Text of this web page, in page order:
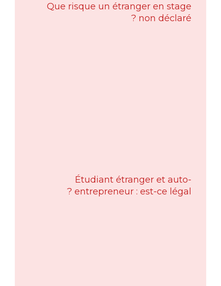
Que risque un étranger en stage
non déclaré ?
Étudiant étranger et auto-
entrepreneur : est-ce légal ?